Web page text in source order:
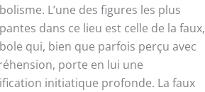
L’une des figures les plus
dans ce lieu est celle de la faux,
qui, bien que parfois perçu avec
porte en lui une
initiatique profonde. La faux